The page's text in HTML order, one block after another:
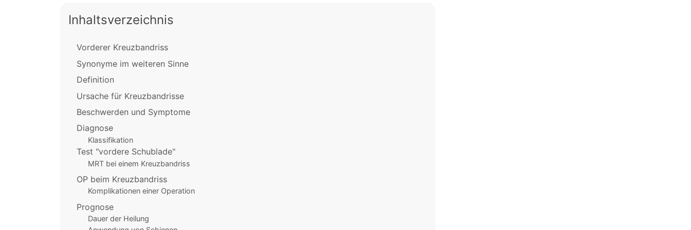
Inhaltsverzeichnis
Vorderer Kreuzbandriss
Synonyme im weiteren Sinne
Definition
Ursache für Kreuzbandrisse
Beschwerden und Symptome
Diagnose
Klassifikation
Test "vordere Schublade"
MRT bei einem Kreuzbandriss
OP beim Kreuzbandriss
Komplikationen einer Operation
Prognose
Dauer der Heilung